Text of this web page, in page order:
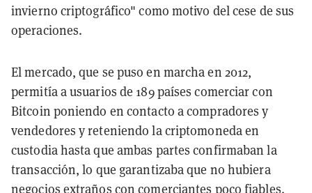
invierno criptográfico" como motivo del cese de sus
operaciones.
El mercado, que se puso en marcha en 2012,
permitía a usuarios de 189 países comerciar con
Bitcoin poniendo en contacto a compradores y
vendedores y reteniendo la criptomoneda en
custodia hasta que ambas partes confirmaban la
transacción, lo que garantizaba que no hubiera
negocios extraños con comerciantes poco fiables.